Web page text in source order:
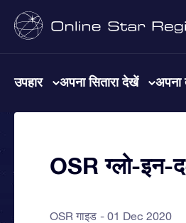
उपहार अपना सितारा देखें अपना
OSR ग्लो-इन-
OSR गाइड 01 Dec 2020